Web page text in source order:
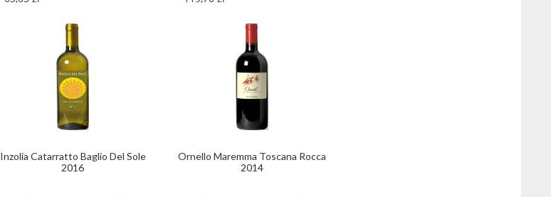
Inzolia Catarratto Baglio Del Sole
2016
Ornello Maremma Toscana Rocca
2014